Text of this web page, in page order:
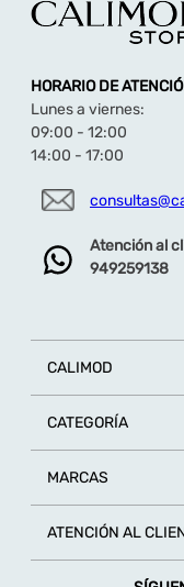
HORARIO DE
Lunes a viernes:
09:00 - 12:00
14:00 - 17:00
Atención al
949259138
CALIMOD
CATEGORÍA
MARCAS
ATENCIÓN AL